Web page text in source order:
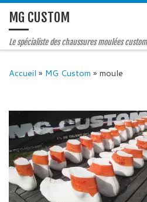
MG CUSTOM
Le spécialiste des chaussures moulées
Accueil » MG Custom » moule